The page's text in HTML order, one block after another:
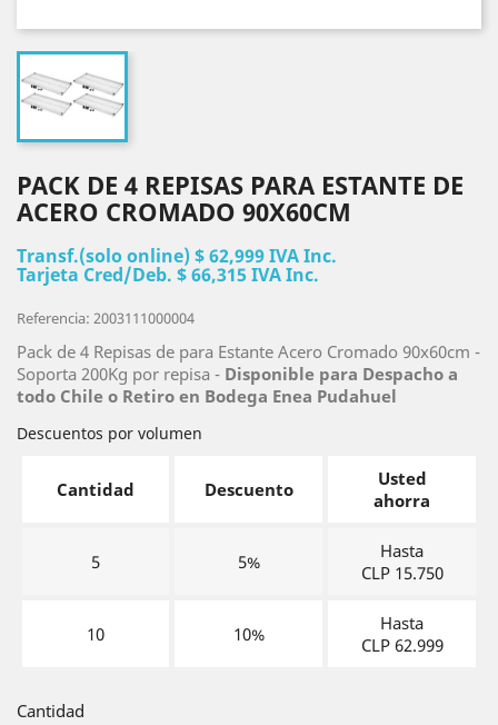
PACK DE 4 REPISAS PARA ESTANTE DE
ACERO CROMADO 90X60CM
Transf.(solo online) $ 62,999 IVA Inc.
Tarjeta Cred/Deb. $ 66,315 IVA Inc.
Referencia: 2003111000004
Pack de 4 Repisas de para Estante Acero Cromado 90x60cm -
Soporta 200Kg por repisa - Disponible para Despacho a
todo Chile o Retiro en Bodega Enea Pudahuel
Descuentos por volumen
Cantidad Descuento
Usted
ahorra
5 5%
Hasta
CLP 15.750
10 10%
Hasta
CLP 62.999
Cantidad